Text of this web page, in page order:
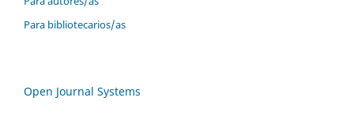
Para bibliotecarios/as
Open Journal Systems